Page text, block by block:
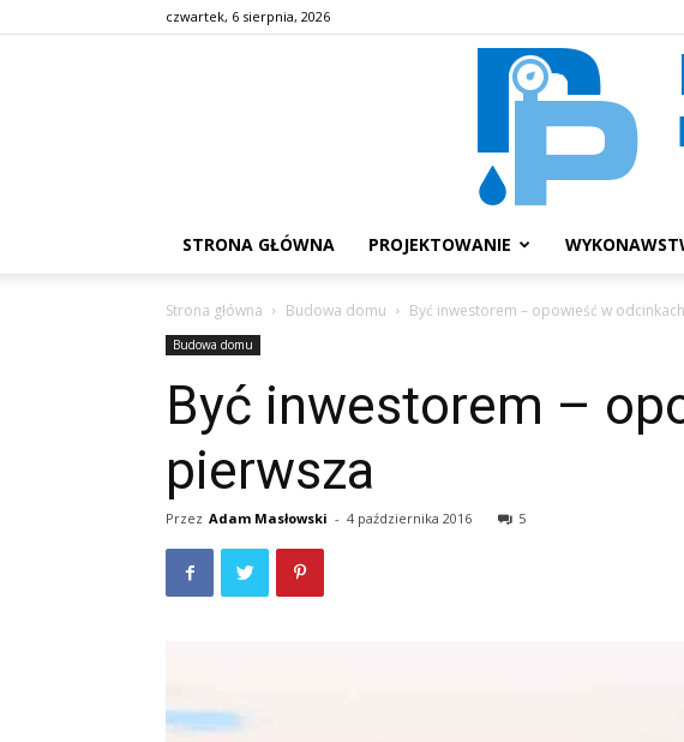
czwartek, 6 sierpnia, 2026
STRONA GŁÓWNA PROJEKTOWANIE
Strona główna Budowa domu Być inwestorem – opowieść w
Budowa domu
Być inwestorem –
pierwsza
Przez Adam Masłowski - 4 października 2016 5